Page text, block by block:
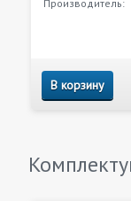
Производитель:
В корзину